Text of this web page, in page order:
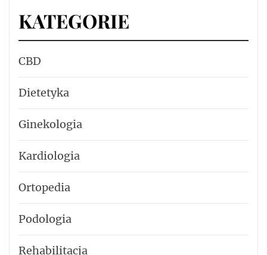
KATEGORIE
CBD
Dietetyka
Ginekologia
Kardiologia
Ortopedia
Podologia
Rehabilitacja